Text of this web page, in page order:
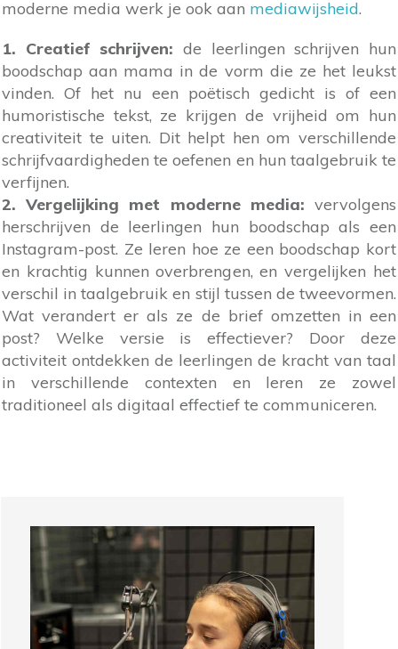
moderne media werk je ook aan mediawijsheid.
1. Creatief schrijven: de leerlingen schrijven hun
boodschap aan mama in de vorm die ze het leukst
vinden. Of het nu een poëtisch gedicht is of een
humoristische tekst, ze krijgen de vrijheid om hun
creativiteit te uiten. Dit helpt hen om verschillende
schrijfvaardigheden te oefenen en hun taalgebruik te
verfijnen.
2. Vergelijking met moderne media: vervolgens
herschrijven de leerlingen hun boodschap als een
Instagram-post. Ze leren hoe ze een boodschap kort
en krachtig kunnen overbrengen, en vergelijken het
verschil in taalgebruik en stijl tussen de tweevormen.
Wat verandert er als ze de brief omzetten in een
post? Welke versie is effectiever? Door deze
activiteit ontdekken de leerlingen de kracht van taal
in verschillende contexten en leren ze zowel
traditioneel als digitaal effectief te communiceren.